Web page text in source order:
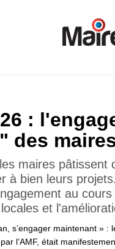
:
des
maires
à bien leurs
au
et
s’engager maintenant » :
l’AMF, était